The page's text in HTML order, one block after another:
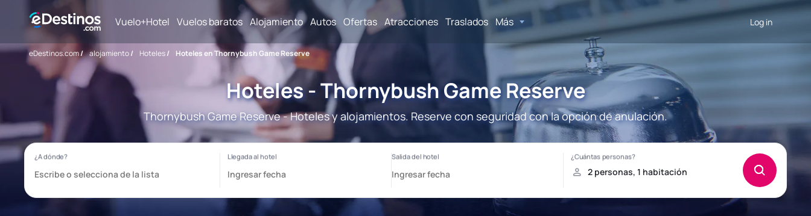
Vuelo+Hotel Vuelos baratos Alojamiento Autos Ofertas Atracciones Traslados Más Log in
eDestinos.com/ alojamiento/ Hoteles/ Hoteles en Thornybush Game Reserve
Hoteles - Thornybush Game Reserve
Thornybush Game Reserve - Hoteles y alojamientos. Reserve con seguridad con la opción de anulación.